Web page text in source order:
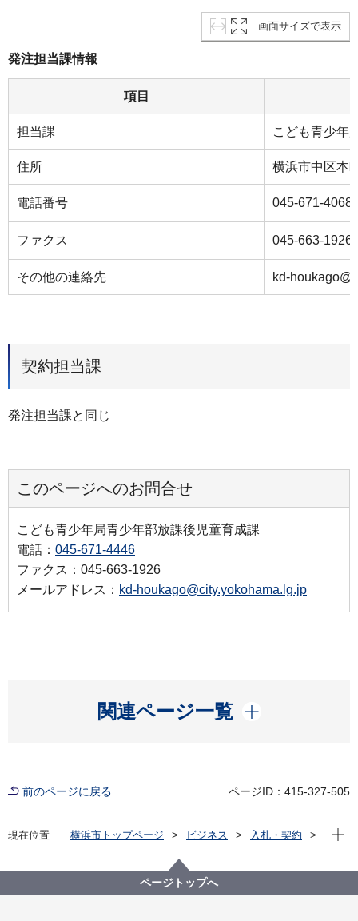
画面サイズで表示
発注担当課情報
項目
担当課 こども青少年
住所 横浜市中区本
電話番号 045-671-4068
ファクス 045-663-1926
その他の連絡先 kd-
契約担当課
発注担当課と同じ
このページへのお問合せ
こども青少年局青少年部放課後児童育成課
電話： 045-671-4446
ファクス：045-663-1926
メールアドレス： kd-houkago@city.yokohama.lg.jp
関連ページ一覧
開く
前のページに戻る ページID：415-327-505
現在位置 横浜市トップページ ビジネス
入札・契約
【入札結果掲載】【公募型指名競争入札】横浜深谷台
小学校放課後キッズクラブエアコン設置委託
現在
ページトップへ